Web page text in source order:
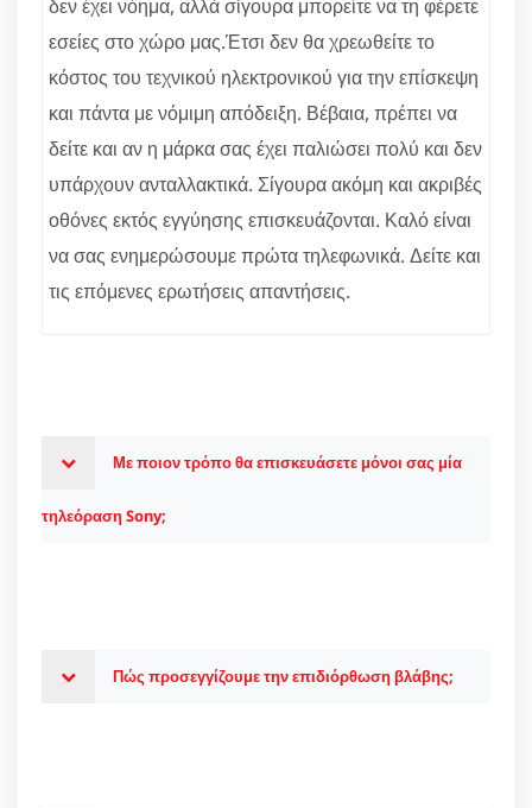
δεν έχει νόημα, αλλά σίγουρα μπορείτε να τη φέρετε
εσείες στο χώρο μας.Έτσι δεν θα χρεωθείτε το
κόστος του τεχνικού ηλεκτρονικού για την επίσκεψη
και πάντα με νόμιμη απόδειξη. Βέβαια, πρέπει να
δείτε και αν η μάρκα σας έχει παλιώσει πολύ και δεν
υπάρχουν ανταλλακτικά. Σίγουρα ακόμη και ακριβές
οθόνες εκτός εγγύησης επισκευάζονται. Καλό είναι
να σας ενημερώσουμε πρώτα τηλεφωνικά. Δείτε και
τις επόμενες ερωτήσεις απαντήσεις.
Με ποιον τρόπο θα επισκευάσετε μόνοι σας μία
τηλεόραση Sony;
Πώς προσεγγίζουμε την επιδιόρθωση βλάβης;